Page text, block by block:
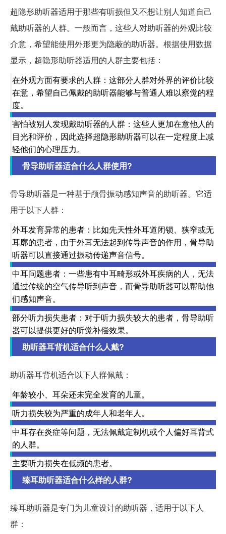
超隐形助听器适用于那些有听损但又不想让别人知道自己
戴助听器的人群。一般而言，这些人对助听器的外观比较
介意，希望能使用外形更为隐蔽的助听器。根据使用数据
显示，超隐形助听器适用的人群主要包括：
在外观方面有要求的人群：这部分人群对外界的评价比较
在意，希望自己佩戴的助听器能够与普通人难以察觉的程
度。
害怕被别人发现戴助听器的人群：这些人更加在意他人的
目光和评价，因此选择超隐形助听器可以在一定程度上减
轻他们的心理压力。
骨导助听器适合什么人群使用?
骨导助听器是一种基于颅骨振动感知声音的助听器。它适
用于以下人群：
外耳发育异常的患者：比如先天性外耳道闭锁、狭窄或无
耳廓的患者，由于外耳无法起到传导声音的作用，骨导助
听器可以直接通过振动传递声音信号。
中耳问题患者：一些患有中耳畸形或外耳疾病的人，无法
通过传统的空气传导听到声音，而骨导助听器可以帮助他
们感知声音。
部分听力损失患者：对于听力损失较大的患者，骨导助听
器可以提供更好的听觉补偿效果。
助听器耳背机适合什么人戴?
助听器耳背机适合以下人群佩戴：
年龄较小、耳朵还未完全发育的儿童。
听力损失较为严重的成年人和老年人。
中耳存在炎症等问题，无法佩戴定制机或个人偏好耳背式
的人群。
主要听力损失在低频的患者。
臻耳助听器适合什么样的人群?
臻耳助听器是专门为儿童设计的助听器，适用于以下人
群：